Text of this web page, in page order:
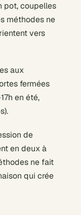
pot, coupelles
méthodes ne
vers
aux
fermées
en été,
de
en deux à
ne fait
qui crée